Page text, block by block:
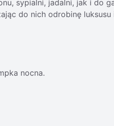
sypialni, jadalni, jak i do
do nich odrobinę
nocna.